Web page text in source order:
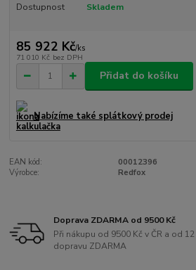
Dostupnost Skladem
85 922 Kč/ks
71 010 Kč bez DPH
Přidat do košíku
Nabízíme také splátkový prodej
EAN kód:
00012396
Výrobce:
Redfox
Doprava ZDARMA od 9500 Kč
Při nákupu od 9500 Kč v ČR a od
dopravu ZDARMA